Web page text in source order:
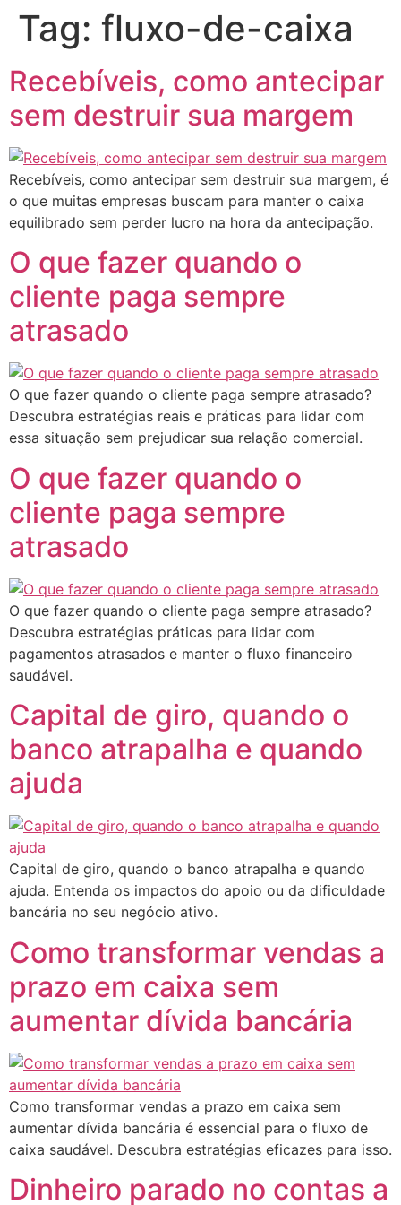
Tag: fluxo-de-caixa
Recebíveis, como antecipar
sem destruir sua margem
Recebíveis, como antecipar sem destruir sua margem, é
o que muitas empresas buscam para manter o caixa
equilibrado sem perder lucro na hora da antecipação.
O que fazer quando o
cliente paga sempre
atrasado
O que fazer quando o cliente paga sempre atrasado?
Descubra estratégias reais e práticas para lidar com
essa situação sem prejudicar sua relação comercial.
O que fazer quando o
cliente paga sempre
atrasado
O que fazer quando o cliente paga sempre atrasado?
Descubra estratégias práticas para lidar com
pagamentos atrasados e manter o fluxo financeiro
saudável.
Capital de giro, quando o
banco atrapalha e quando
ajuda
Capital de giro, quando o banco atrapalha e quando
ajuda. Entenda os impactos do apoio ou da dificuldade
bancária no seu negócio ativo.
Como transformar vendas a
prazo em caixa sem
aumentar dívida bancária
Como transformar vendas a prazo em caixa sem
aumentar dívida bancária é essencial para o fluxo de
caixa saudável. Descubra estratégias eficazes para isso.
Dinheiro parado no contas a